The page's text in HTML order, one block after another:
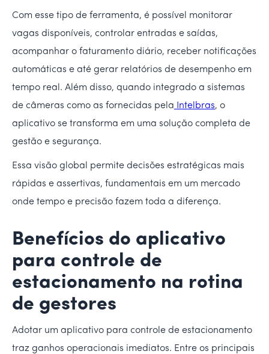
Com esse tipo de ferramenta, é possível monitorar
vagas disponíveis, controlar entradas e saídas,
acompanhar o faturamento diário, receber notificações
automáticas e até gerar relatórios de desempenho em
tempo real. Além disso, quando integrado a sistemas
de câmeras como as fornecidas pela Intelbras, o
aplicativo se transforma em uma solução completa de
gestão e segurança.
Essa visão global permite decisões estratégicas mais
rápidas e assertivas, fundamentais em um mercado
onde tempo e precisão fazem toda a diferença.
Benefícios do aplicativo
para controle de
estacionamento na rotina
de gestores
Adotar um aplicativo para controle de estacionamento
traz ganhos operacionais imediatos. Entre os principais